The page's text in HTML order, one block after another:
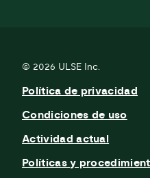
© 2026 ULSE Inc.
Política de privacidad
Condiciones de uso
Actividad actual
Políticas y